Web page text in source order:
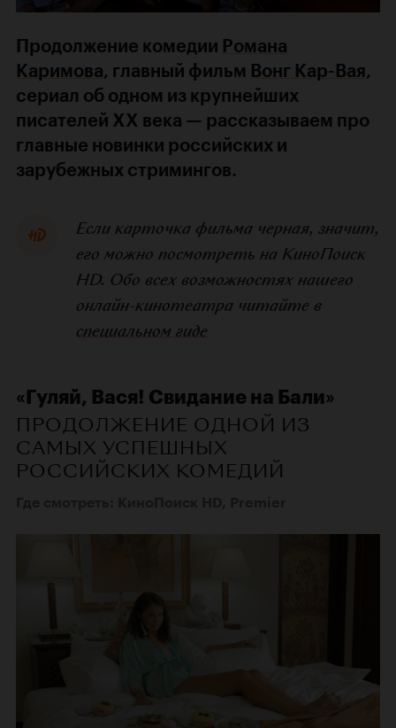
Продолжение комедии Романа
Каримова, главный фильм Вонг Кар-Вая,
сериал об одном из крупнейших
писателей XX века — рассказываем про
главные новинки российских и
зарубежных стримингов.
Если карточка фильма черная, значит,
его можно посмотреть на КиноПоиск
HD. Обо всех возможностях нашего
онлайн-кинотеатра читайте в
специальном гиде
«Гуляй, Вася! Свидание на Бали»
ПРОДОЛЖЕНИЕ ОДНОЙ ИЗ
САМЫХ УСПЕШНЫХ
РОССИЙСКИХ КОМЕДИЙ